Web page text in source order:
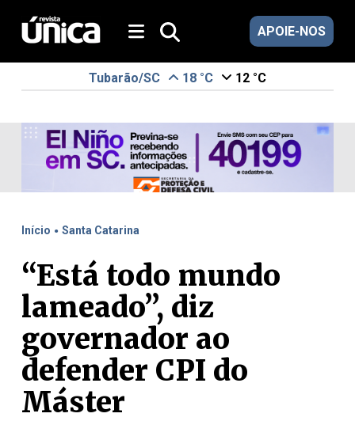
APOIE-NOS
Tubarão/SC 18 °C 12 °C
Início . Santa Catarina
“Está todo mundo
lameado”, diz
governador ao
defender CPI do
Máster